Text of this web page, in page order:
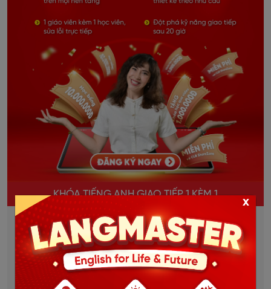
KHÓA TIẾNG ANH GIAO TIẾP 1 KÈM 1
Học và trao đổi trực tiếp 1 thầy 1 trò.
Giao tiếp liên tục, sửa lỗi kịp thời, bù đắp lỗ hổng
ngay lập tức.
Lộ trình học được thiết kế riêng cho từng học viên.
x